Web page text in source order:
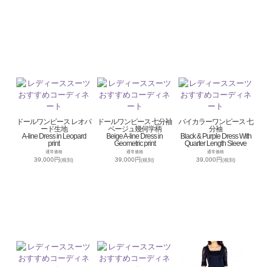
ドールワンピース レオパ
ード生地
A-line Dress in Leopard
print
通常価格
39,000円(税別)
ドールワンピース 七分袖
ベージュ幾何学柄
Beige A-line Dress in
Geometric print
通常価格
39,000円(税別)
バイカラーワンピース 七
分袖
Black & Purple Dress With
Quarter Length Sleeve
通常価格
39,000円(税別)